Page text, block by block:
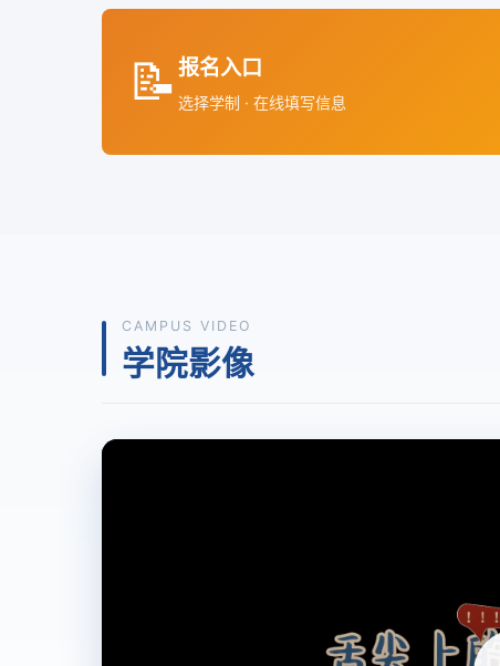
📝 报名入口
选择学制 · 在线填写信息
CAMPUS VIDEO
学院影像